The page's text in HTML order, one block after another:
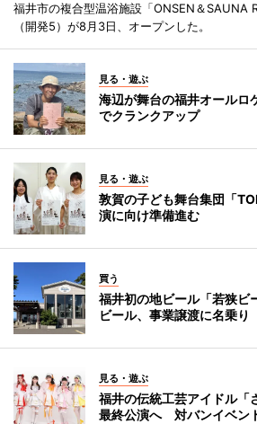
福井市の複合型温浴施設「ONSEN＆SAUNA
（開発5）が8月3日、オープンした。
見る・遊ぶ
海辺が舞台の福井オール
でクランクアップ
見る・遊ぶ
敦賀の子ども舞台集団「
演に向け準備進む
買う
福井初の地ビール「若狭
ビール、事業譲渡に名乗り
見る・遊ぶ
福井の伝統工芸アイドル「
最終公演へ 対バンイベン